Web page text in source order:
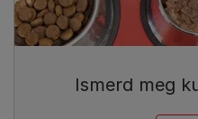
Ismerd meg